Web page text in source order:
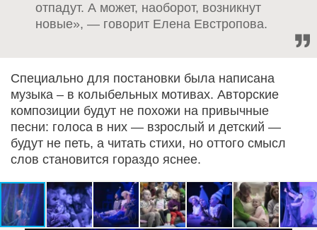
отпадут. А может, наоборот, возникнут
новые», — говорит Елена Евстропова.
Специально для постановки была написана
музыка – в колыбельных мотивах. Авторские
композиции будут не похожи на привычные
песни: голоса в них — взрослый и детский —
будут не петь, а читать стихи, но оттого смысл
слов становится гораздо яснее.